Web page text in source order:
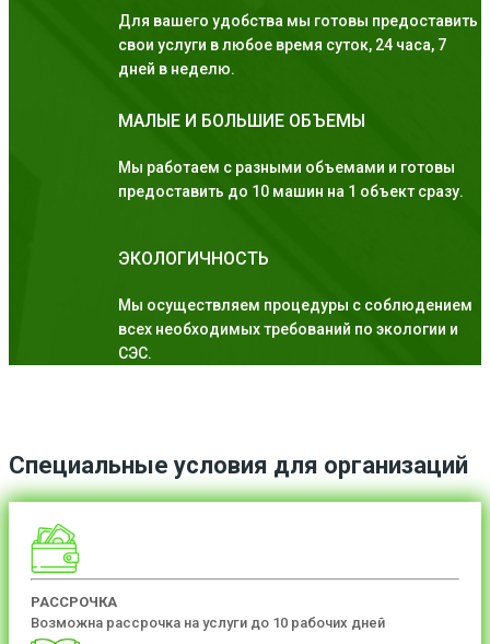
Для вашего удобства мы готовы предоставить
свои услуги в любое время суток, 24 часа, 7
дней в неделю.
МАЛЫЕ И БОЛЬШИЕ ОБЪЕМЫ
Мы работаем с разными объемами и готовы
предоставить до 10 машин на 1 объект сразу.
ЭКОЛОГИЧНОСТЬ
Мы осуществляем процедуры с соблюдением
всех необходимых требований по экологии и
СЭС.
Специальные условия для организаций
РАССРОЧКА
Возможна рассрочка на услуги до 10 рабочих дней